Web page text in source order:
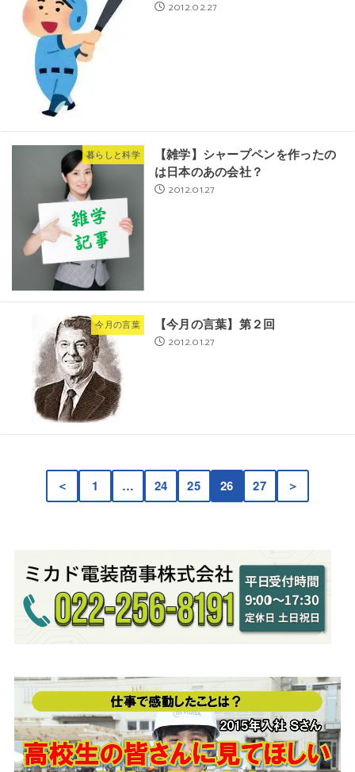
2012.02.27
暮らしと科学
【雑学】シャープペンを作ったの
は日本のあの会社？
2012.01.27
今月の言葉 【今月の言葉】第２回
2012.01.27
＜ 1 … 24 25 26 27 ＞